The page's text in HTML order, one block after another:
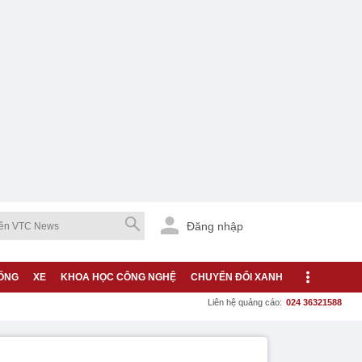
Đăng nhập
XE KHOA HỌC CÔNG NGHỆ CHUYỂN ĐỔI XANH
Liên hệ quảng cáo: 024 36321588